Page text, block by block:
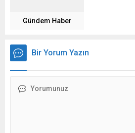
Gündem Haber
Bir Yorum Yazın